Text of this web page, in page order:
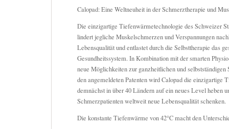
Calopad: Eine Weltneuheit in der Schmerztherapie und
Die einzigartige Tiefenwärmetechnologie des Schweizer
lindert jegliche Muskelschmerzen und Verspannungen
Lebensqualität und entlastet durch die Selbsttherapie das
Gesundheitssystem. In Kombination mit der smarten
neue Möglichkeiten zur ganzheitlichen und
den angemeldeten Patenten wird Calopad die einzigartige
demnächst in über 40 Ländern auf ein neues Level heben
Schmerzpatienten weltweit neue Lebensqualität schenken.
Die konstante Tiefenwärme von 42°C macht den